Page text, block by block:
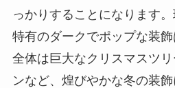
っかりすることになります
特有のダークでポップな装
全体は巨大なクリスマスツ
ンなど、煌びやかな冬の装